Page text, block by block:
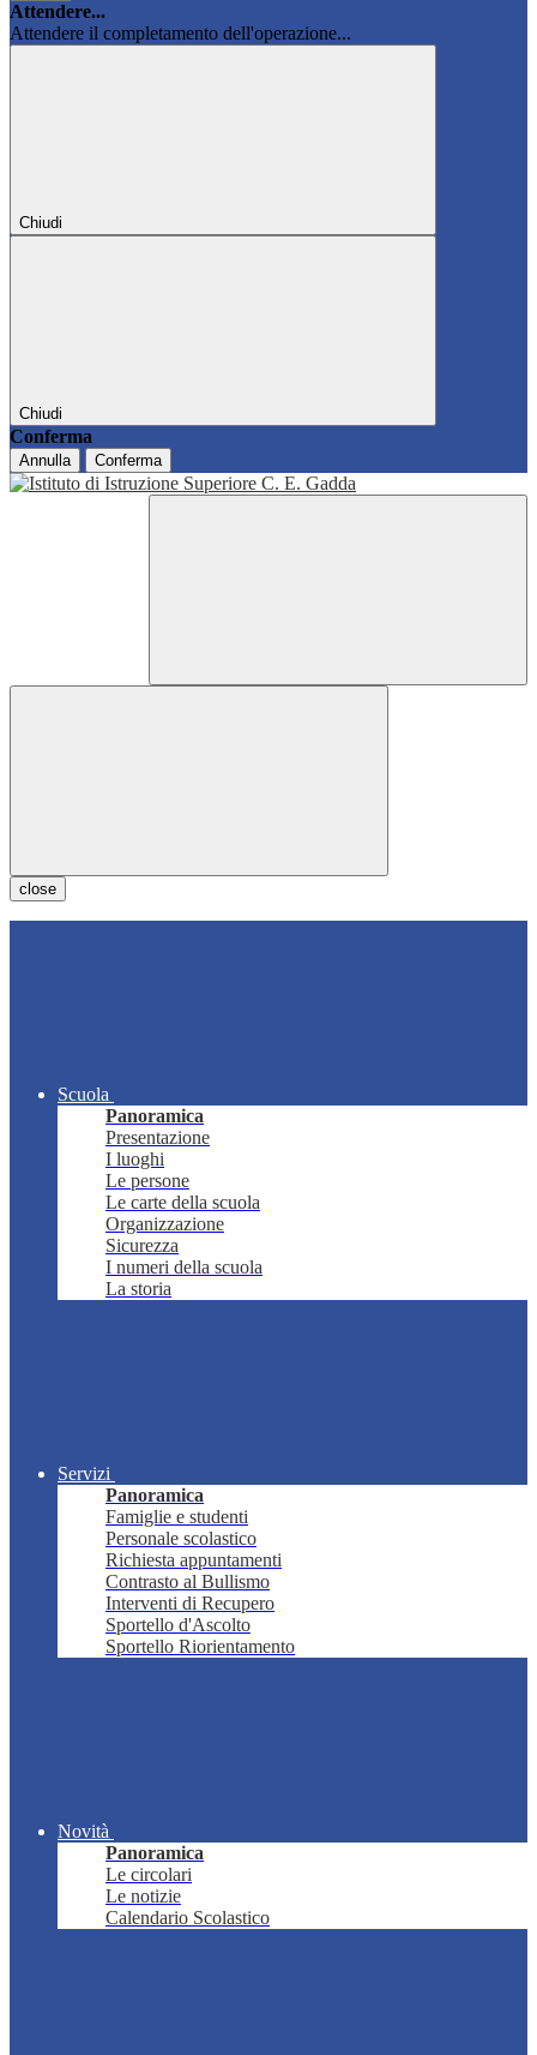
Attendere...
Attendere il completamento dell'operazione...
Chiudi
Chiudi
Conferma
Annulla Conferma
close
Scuola
Panoramica
Presentazione
I luoghi
Le persone
Le carte della scuola
Organizzazione
Sicurezza
I numeri della scuola
La storia
Servizi
Panoramica
Famiglie e studenti
Personale scolastico
Richiesta appuntamenti
Contrasto al Bullismo
Interventi di Recupero
Sportello d'Ascolto
Sportello Riorientamento
Novità
Panoramica
Le circolari
Le notizie
Calendario Scolastico